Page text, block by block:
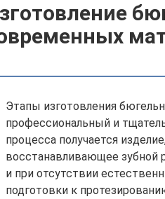
Этапы изготовления
профессиональный и
процесса получается
восстанавливающее зубной
и при отсутствии
подготовки к